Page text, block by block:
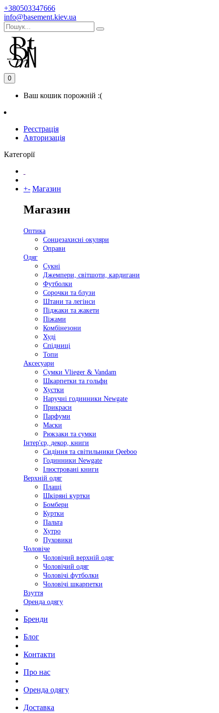
+380503347666
info@basement.kiev.ua
0
Ваш кошик порожній :(
Реєстрація
Авторизація
Категорії
+- Магазин
Магазин
Оптика
Сонцезахисні окуляри
Оправи
Одяг
Сукні
Джемпери, світшоти, кардигани
Футболки
Сорочки та блузи
Штани та легінси
Піджаки та жакети
Піжами
Комбінезони
Худі
Спідниці
Топи
Аксесуари
Сумки Vlieger & Vandam
Шкарпетки та гольфи
Хустки
Наручні годинники Newgate
Прикраси
Парфуми
Маски
Рюкзаки та сумки
Інтер'єр, декор, книги
Сидіння та світильники Qeeboo
Годинники Newgate
Ілюстровані книги
Верхній одяг
Плащі
Шкіряні куртки
Бомбери
Куртки
Пальта
Хутро
Пуховики
Чоловіче
Чоловічий верхній одяг
Чоловічий одяг
Чоловічі футболки
Чоловічі шкарпетки
Взуття
Оренда одягу
Бренди
Блог
Контакти
Про нас
Оренда одягу
Доставка